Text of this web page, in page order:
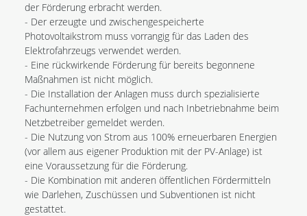
der Förderung erbracht werden.
- Der erzeugte und zwischengespeicherte
Photovoltaikstrom muss vorrangig für das Laden des
Elektrofahrzeugs verwendet werden.
- Eine rückwirkende Förderung für bereits begonnene
Maßnahmen ist nicht möglich.
- Die Installation der Anlagen muss durch spezialisierte
Fachunternehmen erfolgen und nach Inbetriebnahme beim
Netzbetreiber gemeldet werden.
- Die Nutzung von Strom aus 100% erneuerbaren Energien
(vor allem aus eigener Produktion mit der PV-Anlage) ist
eine Voraussetzung für die Förderung.
- Die Kombination mit anderen öffentlichen Fördermitteln
wie Darlehen, Zuschüssen und Subventionen ist nicht
gestattet.